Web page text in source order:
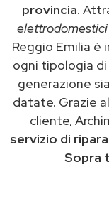
provincia.
elettrodomestici
Reggio Emilia è
ogni tipologia
generazione
datate. Grazie
cliente,
servizio di
Sopra